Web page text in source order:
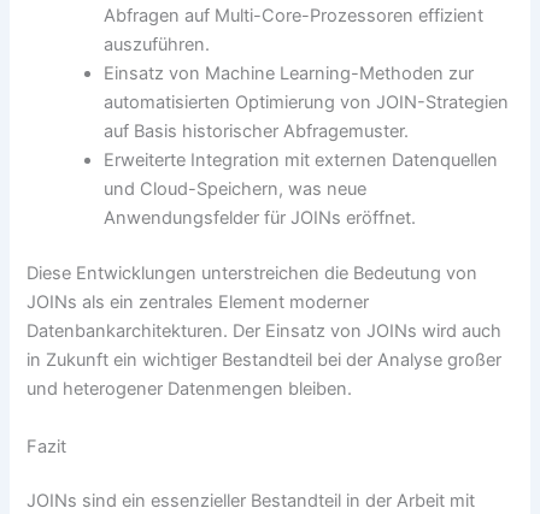
Abfragen auf Multi-Core-Prozessoren effizient
auszuführen.
Einsatz von Machine Learning-Methoden zur
automatisierten Optimierung von JOIN-Strategien
auf Basis historischer Abfragemuster.
Erweiterte Integration mit externen Datenquellen
und Cloud-Speichern, was neue
Anwendungsfelder für JOINs eröffnet.
Diese Entwicklungen unterstreichen die Bedeutung von
JOINs als ein zentrales Element moderner
Datenbankarchitekturen. Der Einsatz von JOINs wird auch
in Zukunft ein wichtiger Bestandteil bei der Analyse großer
und heterogener Datenmengen bleiben.
Fazit
JOINs sind ein essenzieller Bestandteil in der Arbeit mit